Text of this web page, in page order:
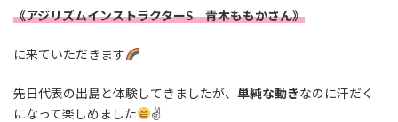
《アジリズムインストラクターS 青木ももかさん》
に来ていただきます
先日代表の出島と体験してきましたが、 単純な動きなのに汗だく
になって楽しめました
✌